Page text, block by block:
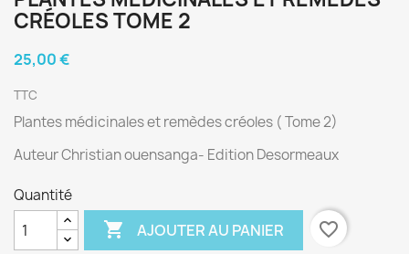
CRÉOLES TOME 2
25,00 €
TTC
Plantes médicinales et remèdes créoles ( Tome 2)
Auteur Christian ouensanga- Edition Desormeaux
Quantité
 AJOUTER AU PANIER favorite_border